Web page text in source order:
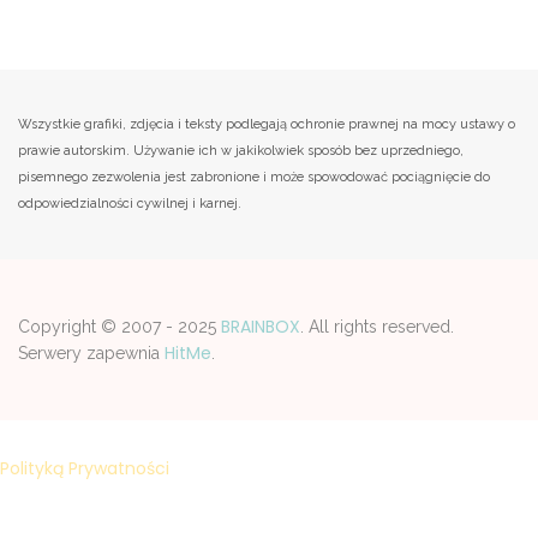
Wszystkie grafiki, zdjęcia i teksty podlegają ochronie prawnej na mocy ustawy o
prawie autorskim. Używanie ich w jakikolwiek sposób bez uprzedniego,
pisemnego zezwolenia jest zabronione i może spowodować pociągnięcie do
odpowiedzialności cywilnej i karnej.
Copyright © 2007 - 2025 BRAINBOX. All rights reserved.
Serwery zapewnia HitMe.
Polityką Prywatności